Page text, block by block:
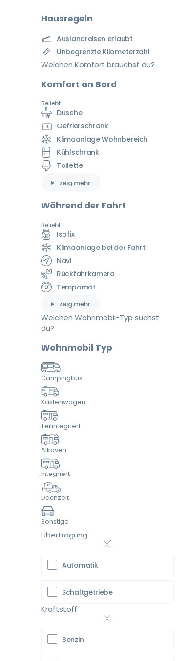
Hausregeln
Auslandreisen erlaubt
Unbegrenzte Kilometerzahl
Welchen Komfort brauchst du?
Komfort an Bord
Beliebt
Dusche
Gefrierschrank
Klimaanlage Wohnbereich
Kühlschrank
Toilette
zeig mehr
Während der Fahrt
Beliebt
Isofix
Klimaanlage bei der Fahrt
Navi
Rückfahrkamera
Tempomat
zeig mehr
Welchen Wohnmobil-Typ suchst
du?
Wohnmobil Typ
Campingbus
Kastenwagen
Teilintegriert
Alkoven
Integriert
Dachzelt
Sonstige
Übertragung
Automatik
Schaltgetriebe
Kraftstoff
Benzin